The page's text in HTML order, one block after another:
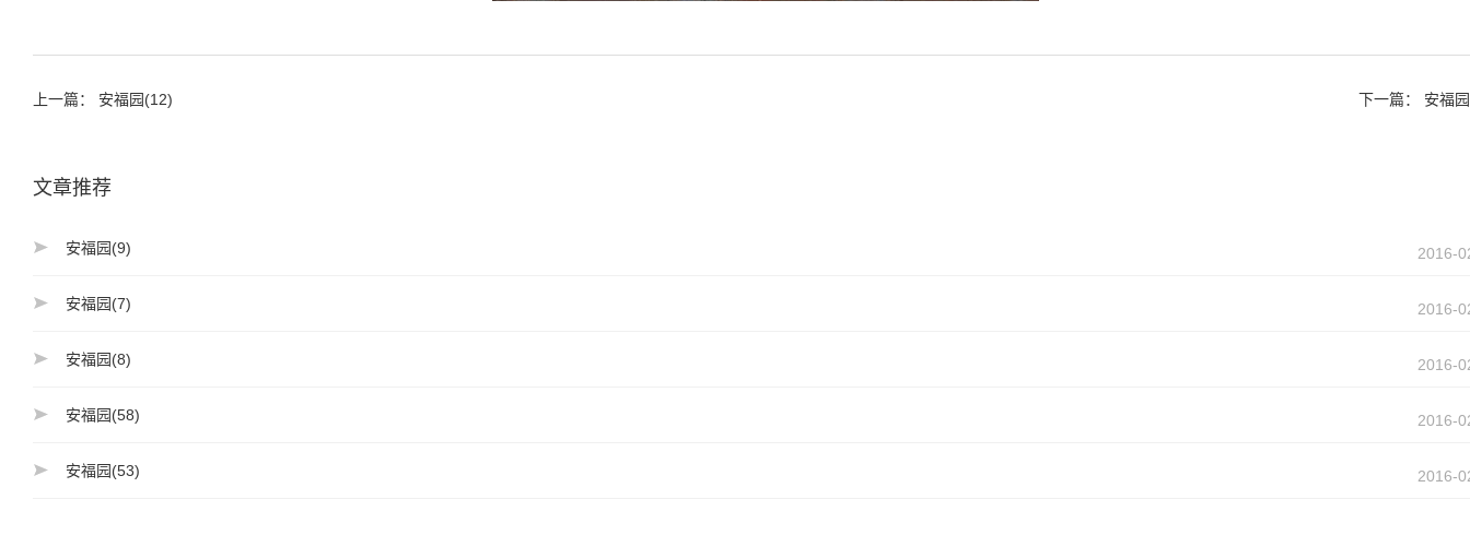
上一篇： 安福园(12) 下一篇： 安福
文章推荐
安福园(9) 2016-
安福园(7) 2016-
安福园(8) 2016-
安福园(58) 2016-
安福园(53) 2016-